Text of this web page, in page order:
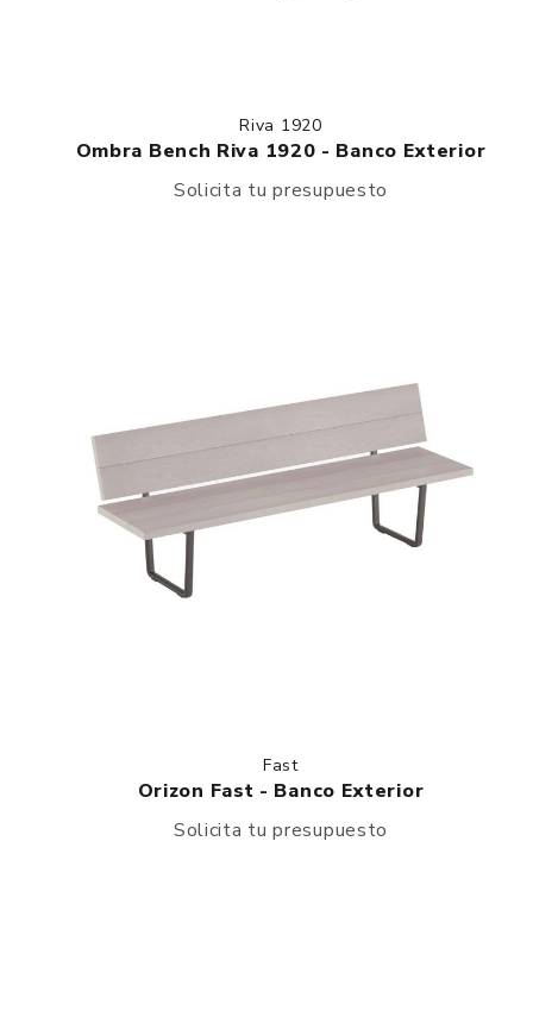
Riva 1920
Ombra Bench Riva 1920 - Banco Exterior
Solicita tu presupuesto
Fast
Orizon Fast - Banco Exterior
Solicita tu presupuesto